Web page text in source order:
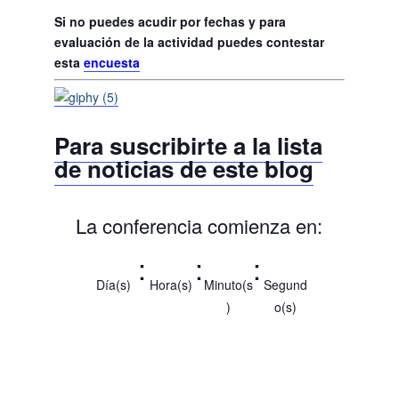
Si no puedes acudir por fechas y para
evaluación de la actividad puedes contestar
esta encuesta
Para suscribirte a la lista
de noticias de este blog
La conferencia comienza en:
Día(s) : Hora(s) : Minuto(s
)
: Segund
o(s)